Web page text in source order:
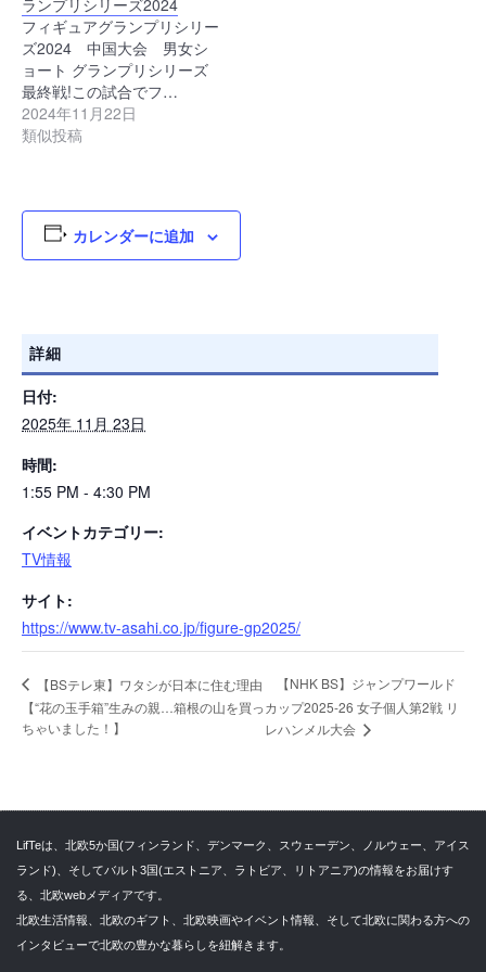
ランプリシリーズ2024
フィギュアグランプリシリー
ズ2024 中国大会 男女シ
ョート グランプリシリーズ
最終戦!この試合でフ…
2024年11月22日
類似投稿
カレンダーに追加
詳細
日付:
2025年 11月 23日
時間:
1:55 PM - 4:30 PM
イベントカテゴリー:
TV情報
サイト:
https://www.tv-asahi.co.jp/figure-gp2025/
【BSテレ東】ワタシが日本に住む理由
【“花の玉手箱”生みの親…箱根の山を買っ
ちゃいました！】
【NHK BS】ジャンプワールド
カップ2025-26 女子個人第2戦 リ
レハンメル大会
LifTeは、北欧5か国(フィンランド、デンマーク、スウェーデン、ノルウェー、アイス
ランド)、そしてバルト3国(エストニア、ラトビア、リトアニア)の情報をお届けす
る、北欧webメディアです。
北欧生活情報、北欧のギフト、北欧映画やイベント情報、そして北欧に関わる方への
インタビューで北欧の豊かな暮らしを紐解きます。